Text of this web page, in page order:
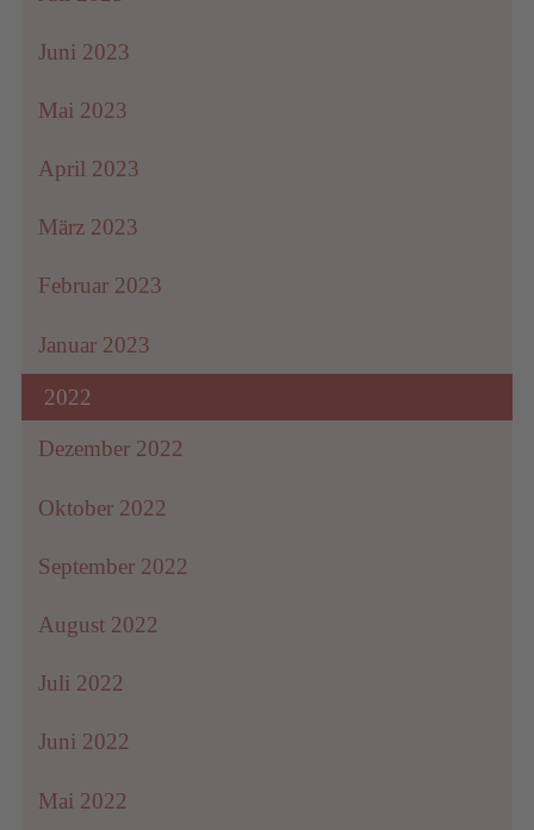
Juni 2023
Mai 2023
April 2023
März 2023
Februar 2023
Januar 2023
2022
Dezember 2022
Oktober 2022
September 2022
August 2022
Juli 2022
Juni 2022
Mai 2022